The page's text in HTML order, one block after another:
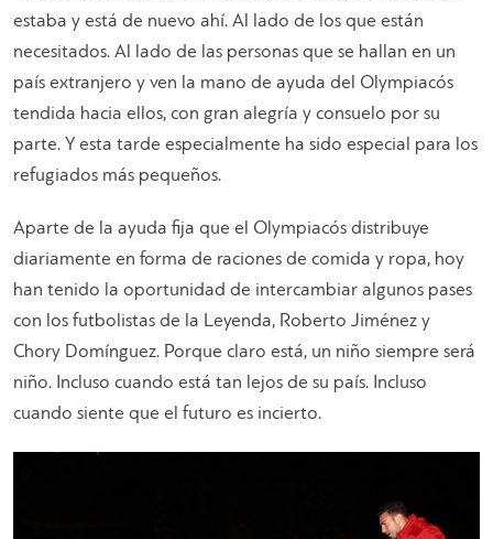
estaba y está de nuevo ahí. Al lado de los que están
necesitados. Al lado de las personas que se hallan en un
país extranjero y ven la mano de ayuda del Olympiacós
tendida hacia ellos, con gran alegría y consuelo por su
parte. Y esta tarde especialmente ha sido especial para los
refugiados más pequeños.
Aparte de la ayuda fija que el Olympiacós distribuye
diariamente en forma de raciones de comida y ropa, hoy
han tenido la oportunidad de intercambiar algunos pases
con los futbolistas de la Leyenda, Roberto Jiménez y
Chory Domínguez. Porque claro está, un niño siempre será
niño. Incluso cuando está tan lejos de su país. Incluso
cuando siente que el futuro es incierto.